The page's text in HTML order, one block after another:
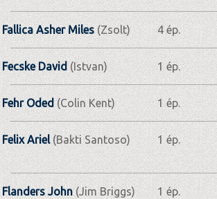
Fallica Asher Miles(Zsolt) 4 ép.
Fecske David (Istvan) 1 ép.
Fehr Oded (Colin Kent) 1 ép.
Felix Ariel(Bakti Santoso) 1 ép.
Flanders John(Jim Briggs) 1 ép.